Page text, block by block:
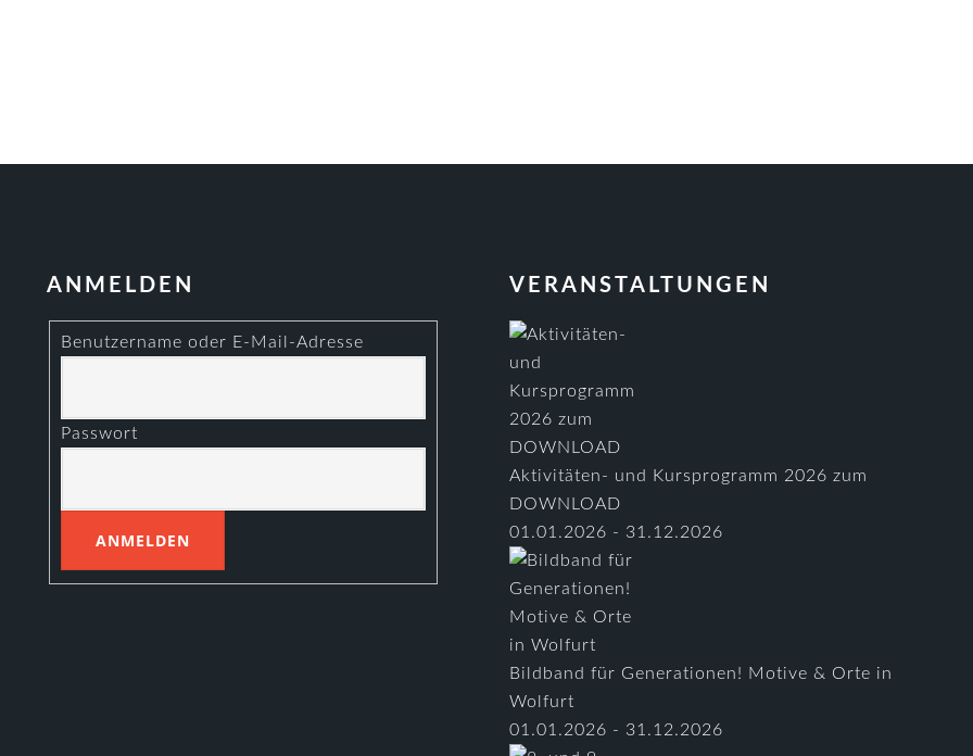
ANMELDEN
Benutzername oder E-Mail-Adresse
Passwort
VERANSTALTUNGEN
Aktivitäten- und Kursprogramm 2026 zum
DOWNLOAD
01.01.2026 - 31.12.2026
Bildband für Generationen! Motive & Orte in
Wolfurt
01.01.2026 - 31.12.2026